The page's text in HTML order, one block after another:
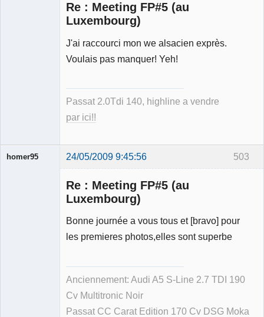
Re : Meeting FP#5 (au
Luxembourg)
J'ai raccourci mon we alsacien exprès.
Voulais pas manquer! Yeh!
Passat 2.0Tdi 140, highline a vendre
par ici!!
503
homer95 24/05/2009 9:45:56
Re : Meeting FP#5 (au
Luxembourg)
Bonne journée a vous tous et [bravo] pour
les premieres photos,elles sont superbe
Anciennement: Audi A5 S-Line 2.7 TDI 190
Cv Multitronic Noir
Passat CC Carat Edition 170 Cv DSG Moka